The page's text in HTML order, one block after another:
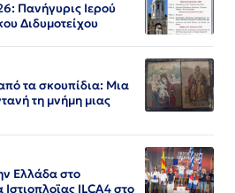
Πανήγυρις Ιερού
Διδυμοτείχου
τα σκουπίδια: Μια
τη μνήμη μιας
Ελλάδα στο
ILCA4 στο